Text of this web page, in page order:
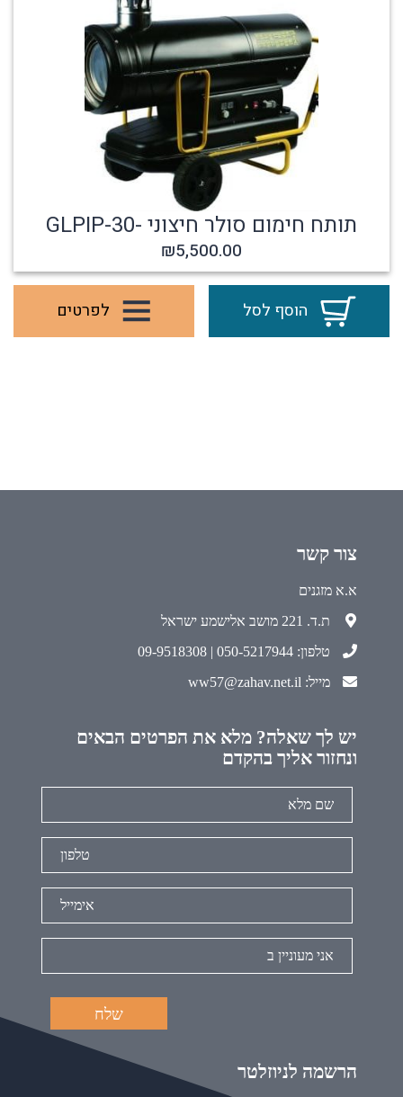
תותח חימום סולר חיצוני -GLPIP-30
₪5,500.00
הוסף לסל לפרטים
צור קשר
א.א מזגנים
ת.ד. 221 מושב אלישמע ישראל
טלפון: 050-5217944 | 09-9518308
מייל: ww57@zahav.net.il
יש לך שאלה? מלא את הפרטים הבאים
ונחזור אליך בהקדם
הרשמה לניוזלטר